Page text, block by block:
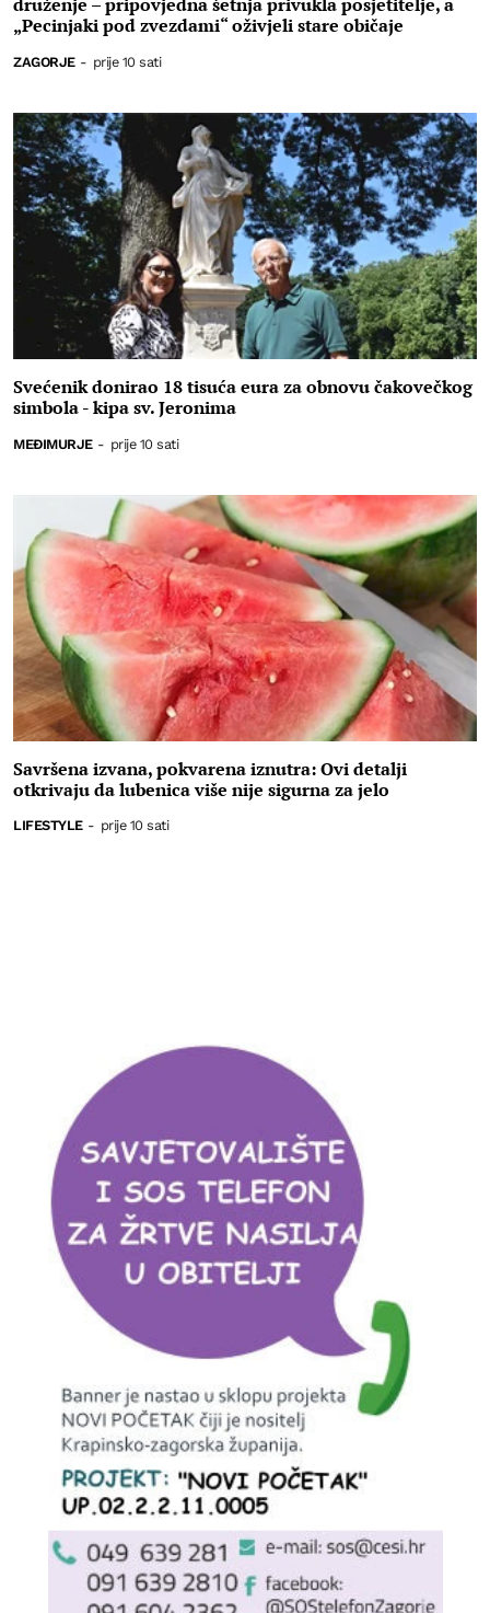
„Pecinjaki pod zvezdami“ oživjeli stare običaje
ZAGORJE - prije 10 sati
Svećenik donirao 18 tisuća eura za obnovu čakovečkog
simbola - kipa sv. Jeronima
MEĐIMURJE - prije 10 sati
Savršena izvana, pokvarena iznutra: Ovi detalji
otkrivaju da lubenica više nije sigurna za jelo
LIFESTYLE - prije 10 sati